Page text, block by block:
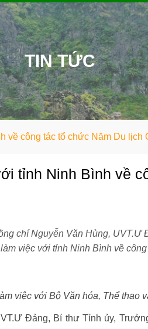
TIN TỨC
về công tác tổ chức Năm Du lịch
tỉnh Ninh Bình về
chí Nguyễn Văn Hùng, UVT.Ư
việc với tỉnh Ninh Bình về
việc với Bộ Văn hóa, Thể thao
Đảng, Bí thư Tỉnh ủy,